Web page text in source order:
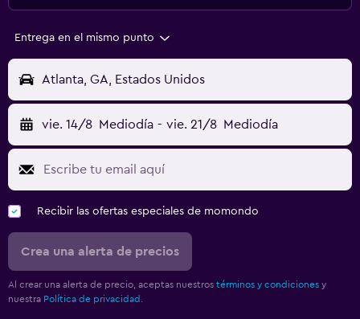
Entrega en el mismo punto
Atlanta, GA, Estados Unidos
vie. 14/8 Mediodía - vie. 21/8 Mediodía
Recibir las ofertas especiales de momondo
Crea una alerta de precios
Al crear una alerta de precio, aceptas nuestros términos y condiciones y
nuestra Política de privacidad.